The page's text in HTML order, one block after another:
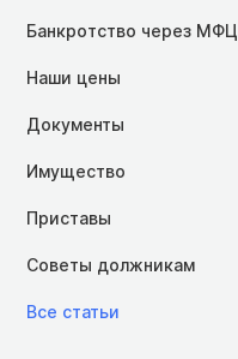
Банкротство через МФЦ
Наши цены
Документы
Имущество
Приставы
Советы должникам
Все статьи